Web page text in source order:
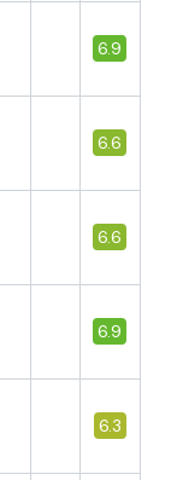
6.9
6.6
6.6
6.9
6.3